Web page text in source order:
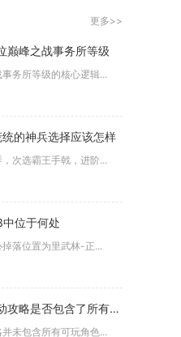
更多>>
巅峰之战事务所等级
务所等级的核心逻辑...
的神兵选择应该怎样
次选霸王手戟，进阶...
位于何处
落位置为里武林-正...
否包含了所有可玩角色的介绍
未包含所有可玩角色...